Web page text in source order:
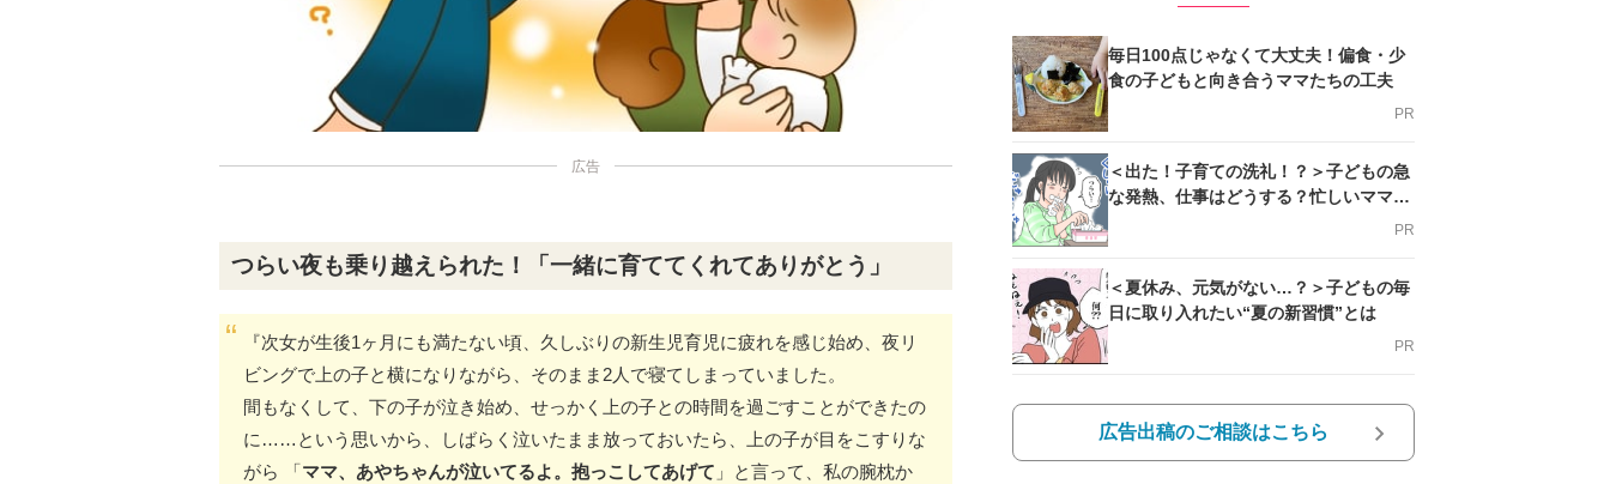
広告
つらい夜も乗り越えられた！「一緒に育ててくれてありがとう 」
『次女が生後1ヶ月にも満たない頃、久しぶりの新生児育児に疲れを感じ始め、夜リ
ビングで上の子と横になりながら、そのまま2人で寝てしまっていました。
間もなくして、下の子が泣き始め、せっかく上の子との時間を過ごすことができたの
に……という思いから、しばらく泣いたまま放っておいたら、上の子が目をこすりな
がら 「ママ、あやちゃんが泣いてるよ。抱っこしてあげて 」と言って、私の腕枕か
毎日100点じゃなくて大丈夫！偏食・少
食の子どもと向き合うママたちの工夫
PR
＜出た！子育ての洗礼！？＞子どもの急
な発熱、仕事はどうする？忙しいママを
PR
＜夏休み、元気がない…？＞子どもの毎
日に取り入れたい“夏の新習慣”とは
PR
広告出稿のご相談はこちら